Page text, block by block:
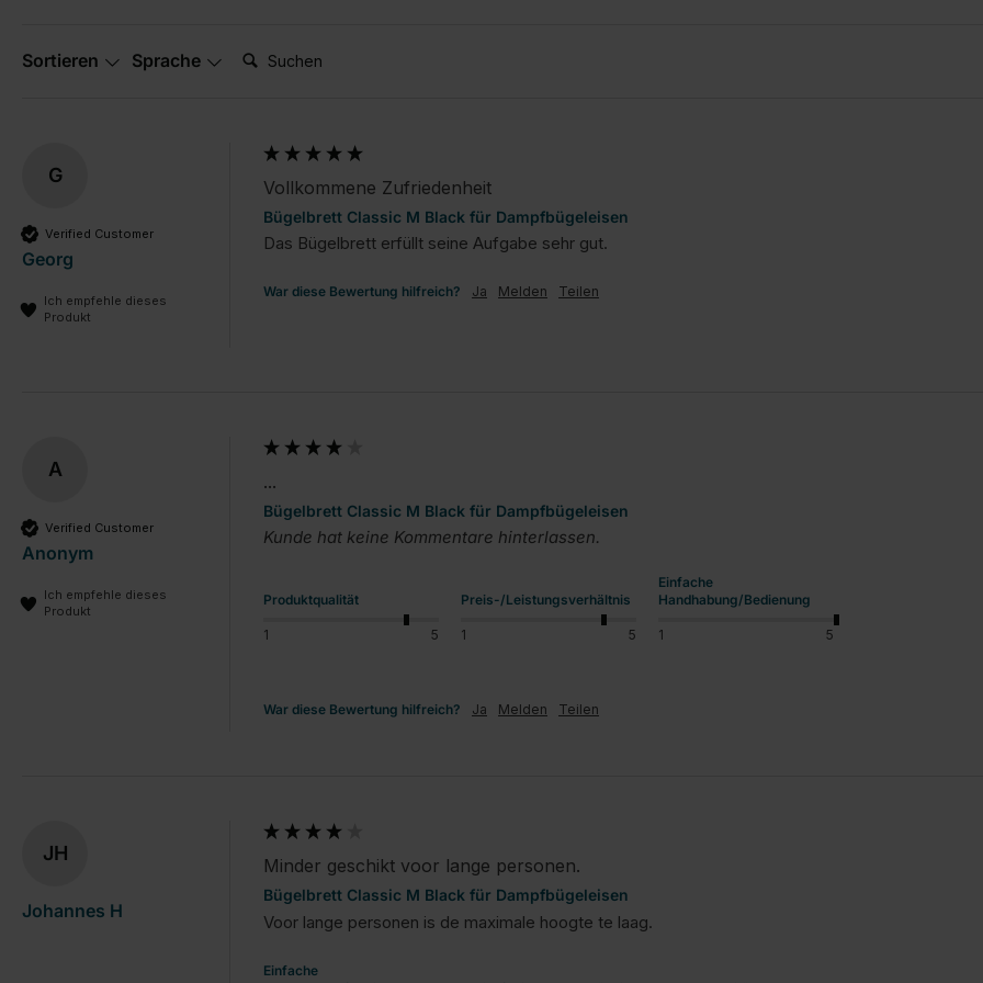
Sortieren Sprache Suchen:
G
Verified Customer
Georg
Ich empfehle dieses
Produkt
Vollkommene Zufriedenheit
Bügelbrett Classic M Black für Dampfbügeleisen
Das Bügelbrett erfüllt seine Aufgabe sehr gut.
War diese Bewertung hilfreich? Ja Melden Teilen
A
Verified Customer
Anonym
Ich empfehle dieses
Produkt
...
Bügelbrett Classic M Black für Dampfbügeleisen
Kunde hat keine Kommentare hinterlassen.
Produktqualität
1 5
Preis-/Leistungsverhältnis
1 5
Einfache
Handhabung/Bedienung
1 5
War diese Bewertung hilfreich? Ja Melden Teilen
JH
Johannes H
Minder geschikt voor lange personen.
Bügelbrett Classic M Black für Dampfbügeleisen
Voor lange personen is de maximale hoogte te laag.
Einfache